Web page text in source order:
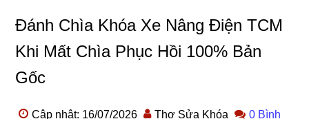
Đánh Chìa Khóa Xe Nâng Điện TCM
Khi Mất Chìa Phục Hồi 100% Bản
Gốc
Cập nhật: 16/07/2026 Thợ Sửa Khóa
0 Bình